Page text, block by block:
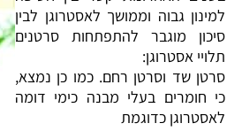
למינון גבוה וממושך לאסטרוגן לבין
סיכון מוגבר להתפתחות סרטנים
תלויי אסטרוגן:
סרטן שד וסרטן רחם. כמו כן נמצא,
כי חומרים בעלי מבנה כימי דומה
לאסטרוגן כדוגמת